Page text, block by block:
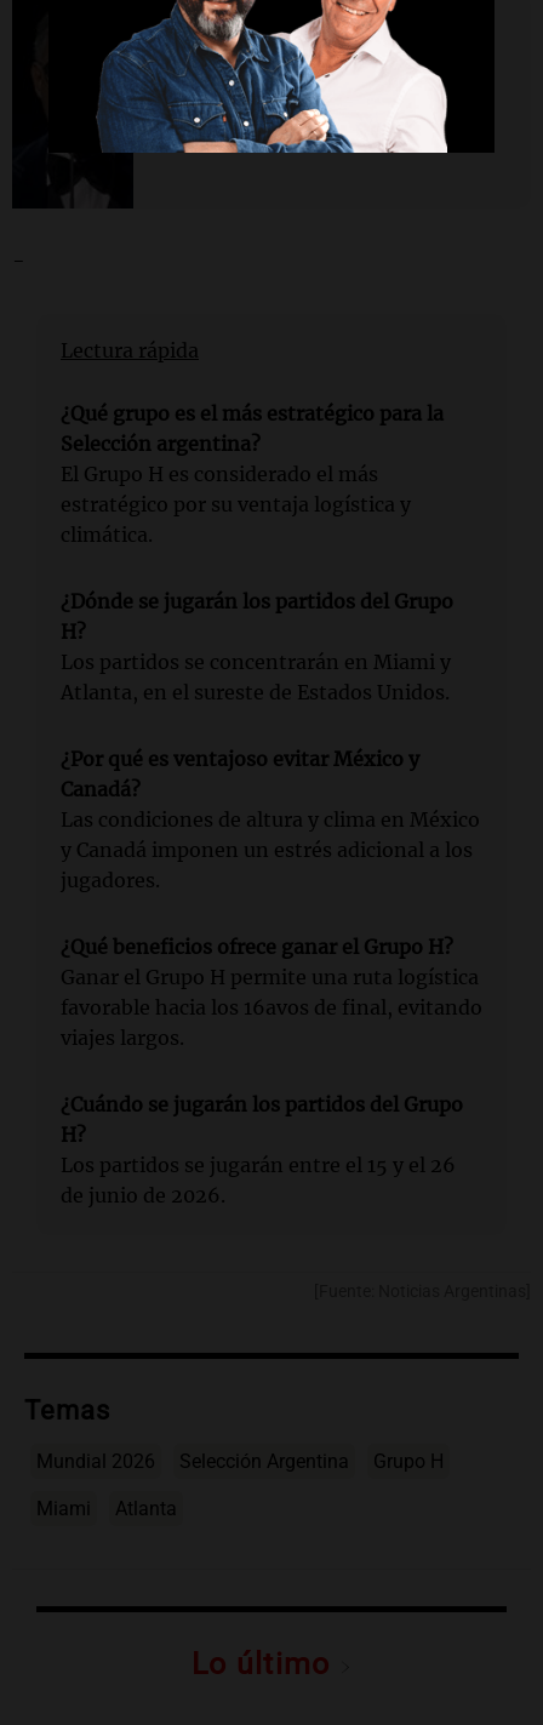
Mundial 2026
La impactante interpretación de
Andrea Bocelli para abrir el
sorteo del Mundial
-
Lectura rápida
¿Qué grupo es el más estratégico para la
Selección argentina?
El Grupo H es considerado el más
estratégico por su ventaja logística y
climática.
¿Dónde se jugarán los partidos del Grupo
H?
Los partidos se concentrarán en Miami y
Atlanta, en el sureste de Estados Unidos.
¿Por qué es ventajoso evitar México y
Canadá?
Las condiciones de altura y clima en México
y Canadá imponen un estrés adicional a los
jugadores.
¿Qué beneficios ofrece ganar el Grupo H?
Ganar el Grupo H permite una ruta logística
favorable hacia los 16avos de final, evitando
viajes largos.
¿Cuándo se jugarán los partidos del Grupo
H?
Los partidos se jugarán entre el 15 y el 26
de junio de 2026.
Temas
Mundial 2026 Selección Argentina Grupo H
Miami Atlanta
Lo último